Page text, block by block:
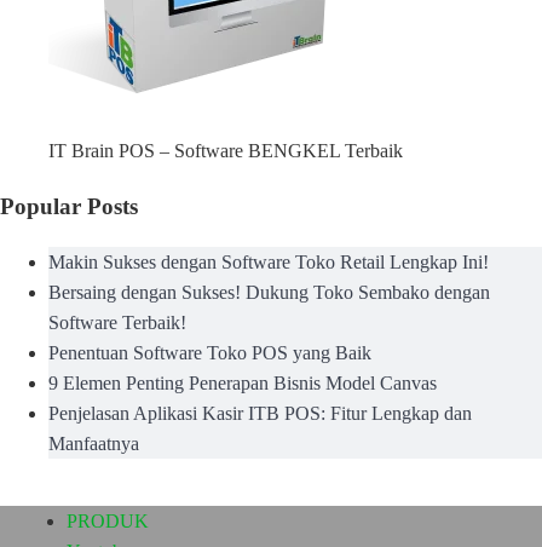
IT Brain POS – Software BENGKEL Terbaik
Popular Posts
Makin Sukses dengan Software Toko Retail Lengkap Ini!
Bersaing dengan Sukses! Dukung Toko Sembako dengan
Software Terbaik!
Penentuan Software Toko POS yang Baik
9 Elemen Penting Penerapan Bisnis Model Canvas
Penjelasan Aplikasi Kasir ITB POS: Fitur Lengkap dan
Manfaatnya
PRODUK